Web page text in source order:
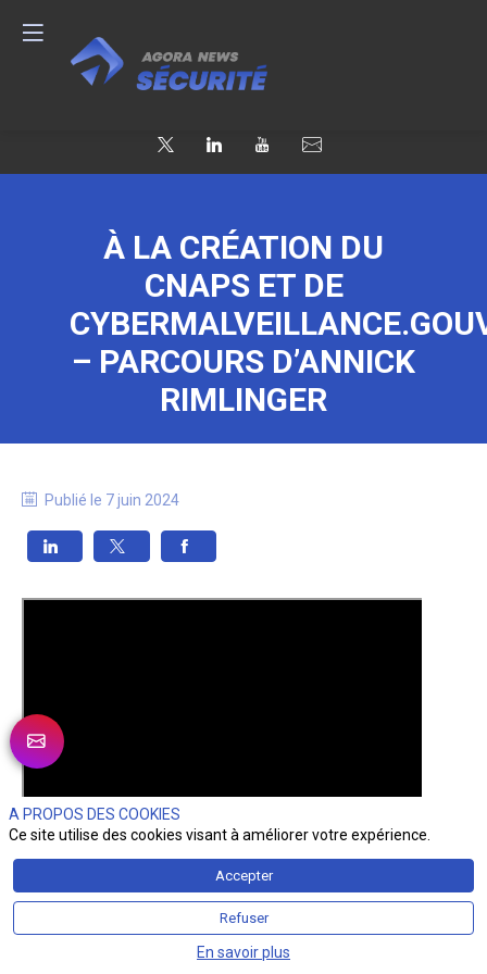
À LA CRÉATION DU
CNAPS ET DE
– PARCOURS D’ANNICK
RIMLINGER
Publié le 7 juin 2024
A PROPOS DES COOKIES
Ce site utilise des cookies visant à améliorer votre expérience.
Accepter
Refuser
En savoir plus